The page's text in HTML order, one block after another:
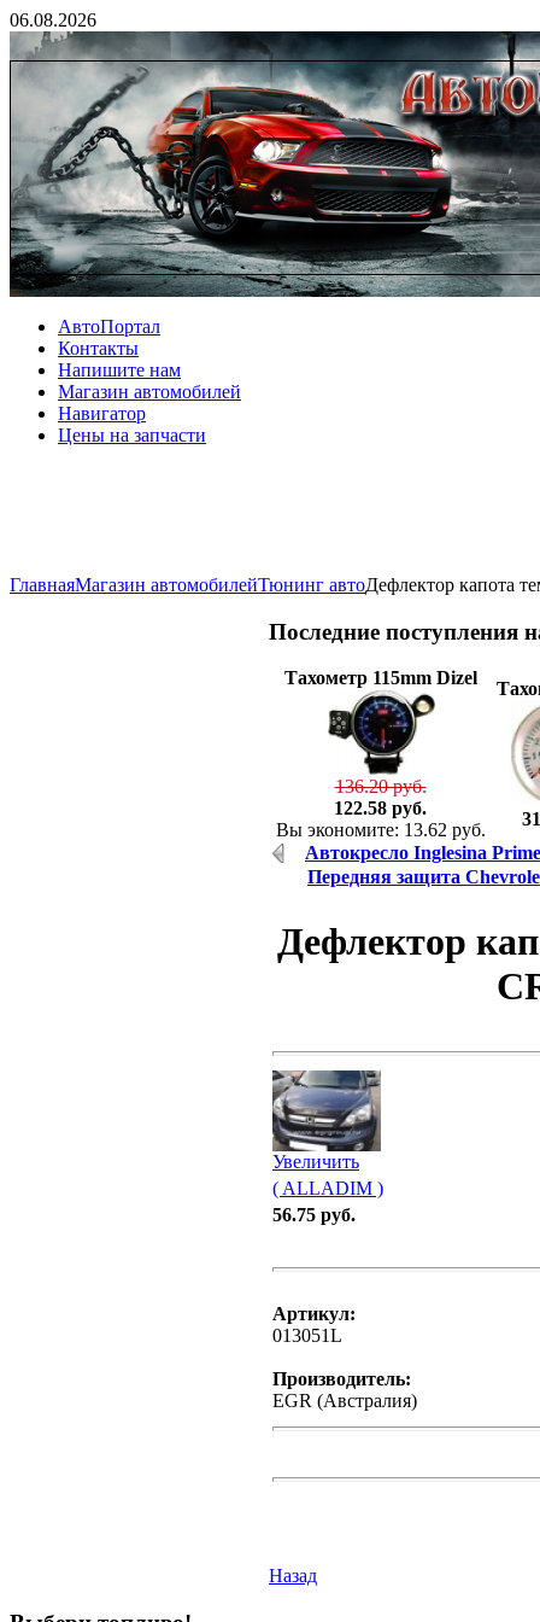
06.08.2026
АвтоПортал
Контакты
Напишите нам
Магазин автомобилей
Навигатор
Цены на запчасти
ГлавнаяМагазин автомобилейТюнинг автоДефлектор капота
Последние поступления
Тахометр 115mm Dizel
136.20 руб.
122.58 руб.
Вы экономите: 13.62 руб.
Автокресло Inglesina
Передняя защита
Дефлектор
Увеличить
( ALLADIM )
56.75 руб.
Артикул:
013051L
Производитель:
EGR (Австралия)
Назад